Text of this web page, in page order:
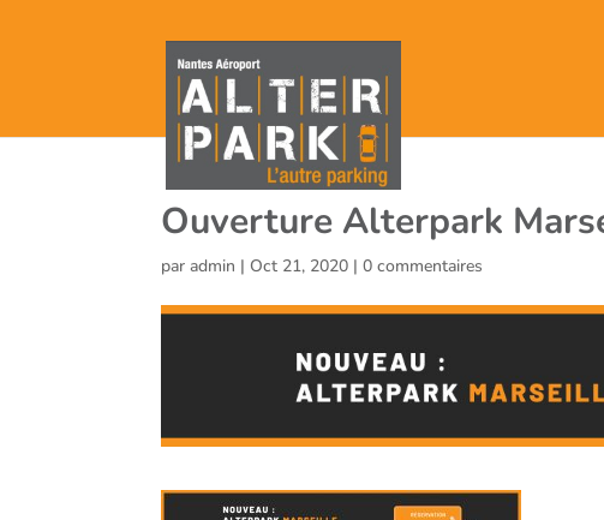
Ouverture Alterpark
paradmin | Oct 21, 2020 |0 commentaires